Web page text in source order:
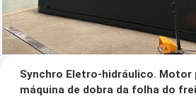
Synchro Eletro-hidráulico. Motor
máquina de dobra da folha do